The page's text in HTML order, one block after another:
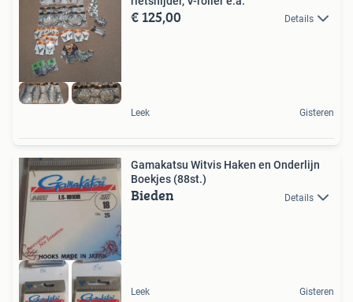
€ 125,00 Details
Leek Gisteren
Gamakatsu Witvis Haken en Onderlijn
Boekjes (88st.)
Bieden Details
Leek Gisteren